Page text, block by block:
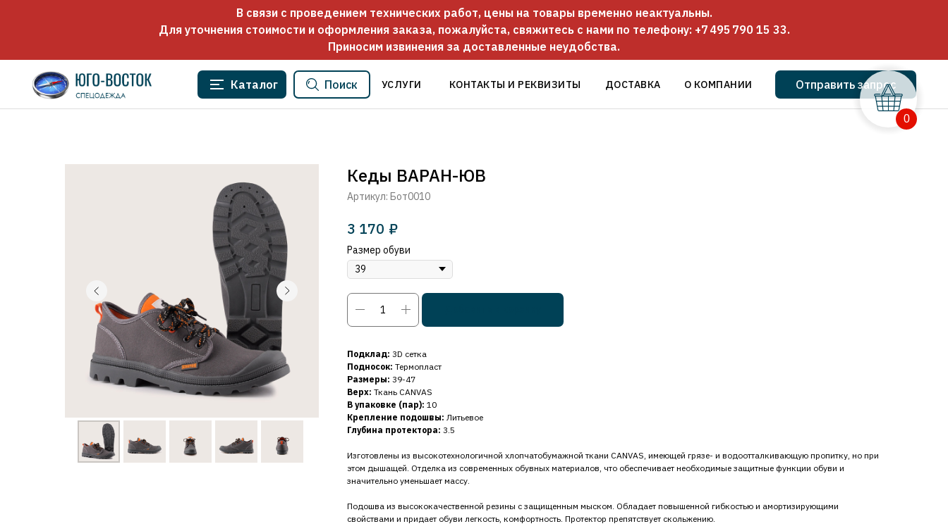
В связи с проведением технических работ, цены на товары временно неактуальны.
Для уточнения стоимости и оформления заказа, пожалуйста, свяжитесь с нами по телефону: +7 495 790 15 33.
Приносим извинения за доставленные неудобства.
Каталог Поиск Отправить запрос
УСЛУГИ КОНТАКТЫ И РЕКВИЗИТЫ ДОСТАВКА О КОМПАНИИ
Кеды ВАРАН-ЮВ
Артикул: Бот0010
3 170 ₽
Размер обуви
Подклад: 3D сетка
Подносок: Термопласт
Размеры: 39-47
Верх: Ткань CANVAS
В упаковке (пар): 10
Крепление подошвы: Литьевое
Глубина протектора: 3.5
Изготовлены из высокотехнологичной хлопчатобумажной ткани CANVAS, имеющей грязе- и водоотталкивающую пропитку, но при
этом дышащей. Отделка из современных обувных материалов, что обеспечивает необходимые защитные функции обуви и
значительно уменьшает массу.
Подошва из высококачественной резины с защищенным мыском. Обладает повышенной гибкостью и амортизирующими
свойствами и придает обуви легкость, комфортность. Протектор препятствует скольжению.
0